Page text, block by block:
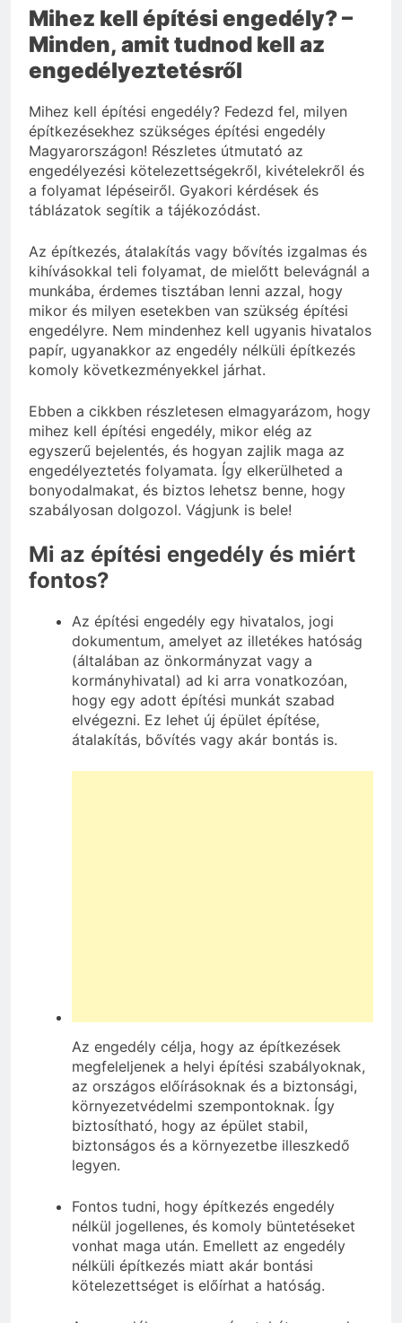
3 Nap Ezelőtt
Mihez kell építési engedély? –
Minden, amit tudnod kell az
engedélyeztetésről
Mihez kell építési engedély? Fedezd fel, milyen
építkezésekhez szükséges építési engedély
Magyarországon! Részletes útmutató az
engedélyezési kötelezettségekről, kivételekről és
a folyamat lépéseiről. Gyakori kérdések és
táblázatok segítik a tájékozódást.
Az építkezés, átalakítás vagy bővítés izgalmas és
kihívásokkal teli folyamat, de mielőtt belevágnál a
munkába, érdemes tisztában lenni azzal, hogy
mikor és milyen esetekben van szükség építési
engedélyre. Nem mindenhez kell ugyanis hivatalos
papír, ugyanakkor az engedély nélküli építkezés
komoly következményekkel járhat.
Ebben a cikkben részletesen elmagyarázom, hogy
mihez kell építési engedély, mikor elég az
egyszerű bejelentés, és hogyan zajlik maga az
engedélyeztetés folyamata. Így elkerülheted a
bonyodalmakat, és biztos lehetsz benne, hogy
szabályosan dolgozol. Vágjunk is bele!
Mi az építési engedély és miért
fontos?
Az építési engedély egy hivatalos, jogi
dokumentum, amelyet az illetékes hatóság
(általában az önkormányzat vagy a
kormányhivatal) ad ki arra vonatkozóan,
hogy egy adott építési munkát szabad
elvégezni. Ez lehet új épület építése,
átalakítás, bővítés vagy akár bontás is.
Az engedély célja, hogy az építkezések
megfeleljenek a helyi építési szabályoknak,
az országos előírásoknak és a biztonsági,
környezetvédelmi szempontoknak. Így
biztosítható, hogy az épület stabil,
biztonságos és a környezetbe illeszkedő
legyen.
Fontos tudni, hogy építkezés engedély
nélkül jogellenes, és komoly büntetéseket
vonhat maga után. Emellett az engedély
nélküli építkezés miatt akár bontási
kötelezettséget is előírhat a hatóság.